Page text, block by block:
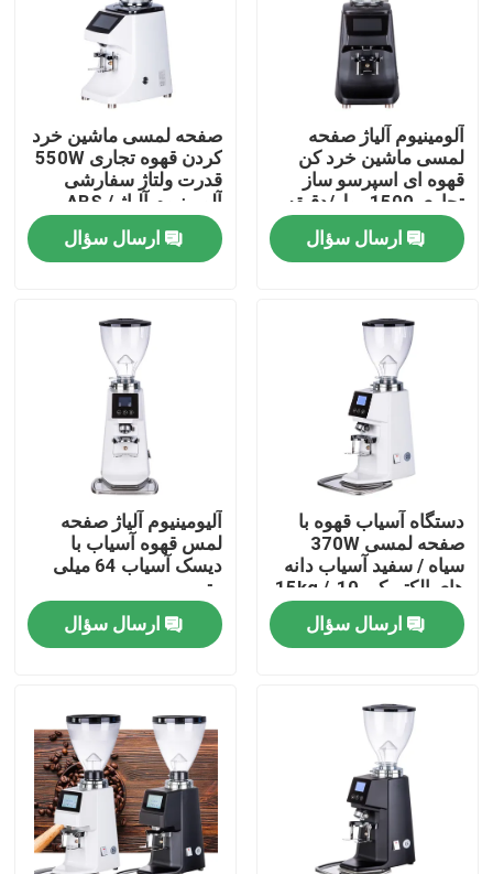
صفحه اصلی
نمایش VR
درباره ما
تور کارخانه
کنترل کیفیت
با ما تماس بگیرید
موارد
آسیاب دانه قهوه
آسیاب قهوه Burr
آلومینیوم آلیاژ صفحه
لمسی ماشین خرد کن
قهوه ای اسپرسو ساز
تجاری 1500 رول/دقیقه
ارسال سؤال
صفحه لمسی ماشین خرد
کردن قهوه تجاری 550W
قدرت ولتاژ سفارشی
آلومینیوم آلیاژ / ABS
64mm دیسک خرد
ارسال سؤال
دستگاه آسیاب قهوه با
صفحه لمسی 370W
سیاه / سفید آسیاب دانه
های الکتریکی 10-15kg /
h سرعت آسیاب
ارسال سؤال
آلیومینیوم آلیاژ صفحه
لمس قهوه آسیاب با
دیسک آسیاب 64 میلی
متر
ارسال سؤال